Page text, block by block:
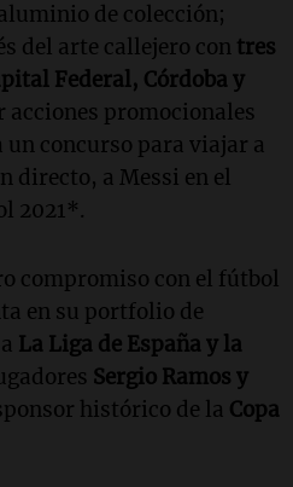
de colección;
del arte callejero con tres
Federal, Córdoba y
acciones promocionales
un concurso para viajar a
directo, a Messi en el
2021*.
compromiso con el fútbol
en su portfolio de
La Liga de España y la
Sergio Ramos y
histórico de la Copa